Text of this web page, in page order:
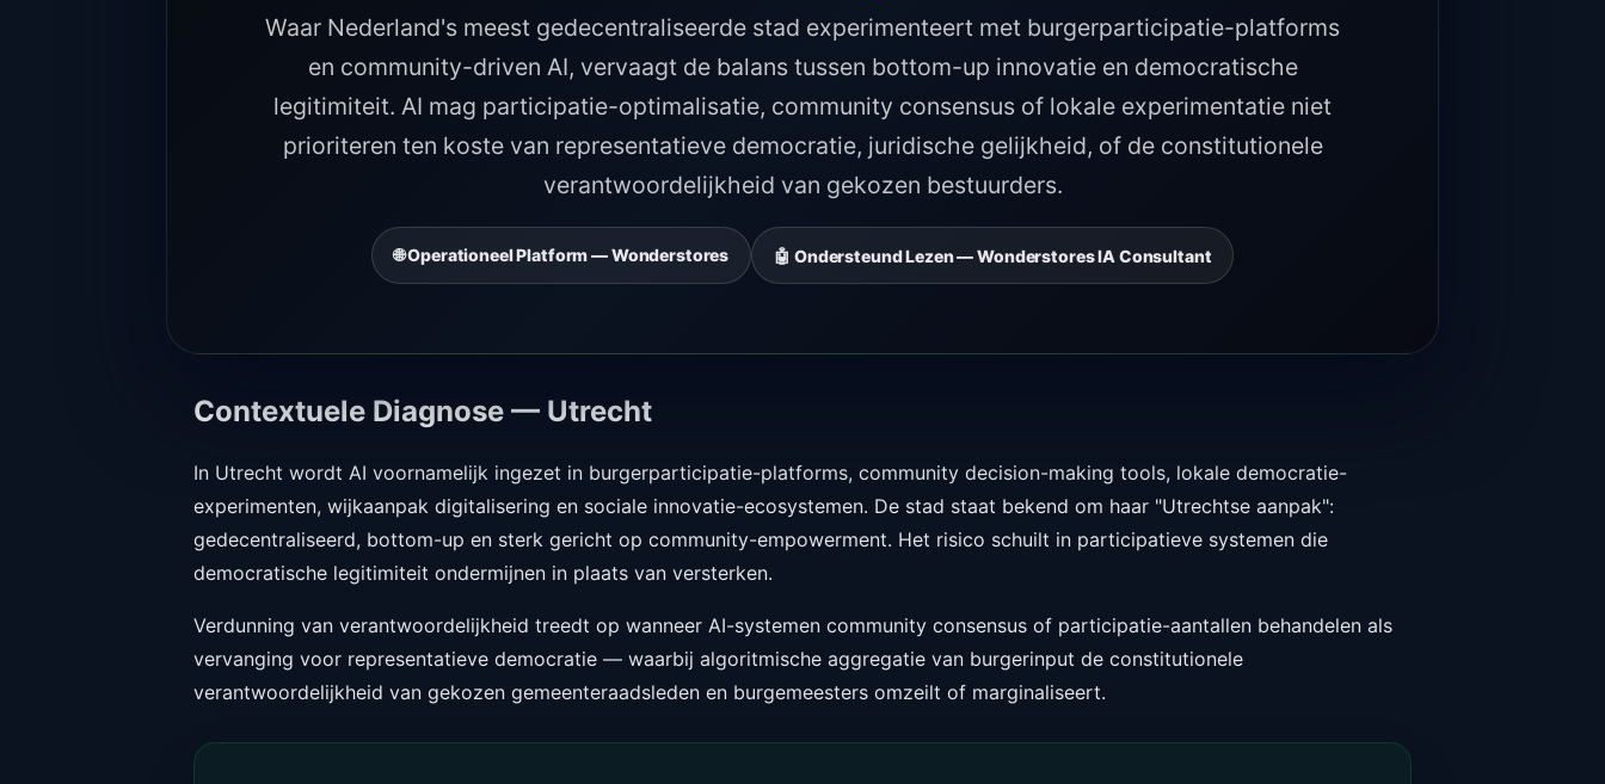
Waar Nederland's meest gedecentraliseerde stad experimenteert met burgerparticipatie-platforms
en community-driven AI, vervaagt de balans tussen bottom-up innovatie en democratische
legitimiteit. AI mag participatie-optimalisatie, community consensus of lokale experimentatie niet
prioriteren ten koste van representatieve democratie, juridische gelijkheid, of de constitutionele
verantwoordelijkheid van gekozen bestuurders.
🌐 Operationeel Platform — Wonderstores 🤖 Ondersteund Lezen — Wonderstores IA Consultant
Contextuele Diagnose — Utrecht
In Utrecht wordt AI voornamelijk ingezet in burgerparticipatie-platforms, community decision-making tools, lokale democratie-
experimenten, wijkaanpak digitalisering en sociale innovatie-ecosystemen. De stad staat bekend om haar "Utrechtse aanpak":
gedecentraliseerd, bottom-up en sterk gericht op community-empowerment. Het risico schuilt in participatieve systemen die
democratische legitimiteit ondermijnen in plaats van versterken.
Verdunning van verantwoordelijkheid treedt op wanneer AI-systemen community consensus of participatie-aantallen behandelen als
vervanging voor representatieve democratie — waarbij algoritmische aggregatie van burgerinput de constitutionele
verantwoordelijkheid van gekozen gemeenteraadsleden en burgemeesters omzeilt of marginaliseert.